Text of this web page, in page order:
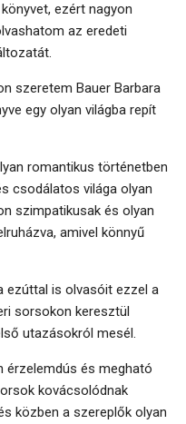
ezért nagyon
az eredeti
szeretem Bauer Barbara
egy olyan világba repít
romantikus történetben
csodálatos világa olyan
szimpatikusak és olyan
amivel könnyű
ezúttal is olvasóit ezzel a
sorsokon keresztül
utazásokról mesél.
érzelemdús és megható
kovácsolódnak
közben a szereplők olyan